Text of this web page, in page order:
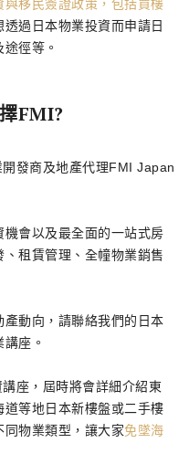
與移民簽證政策，包括買樓
透過日本物業投資而申請日
徑等。
FMI?
發商及地產代理FMI Japan
會以及最全面的一站式房
租賃管理、全幢物業銷售
動向，請聯絡我們的日本
講座。
座，屆時將會詳細介紹東
等地日本新樓盤或二手樓
物業類型，讓大家免墜海